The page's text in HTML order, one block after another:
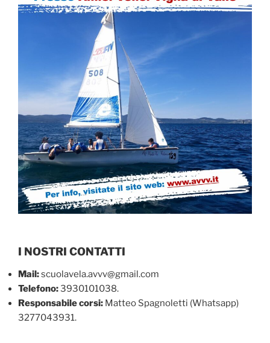
I NOSTRI CONTATTI
Mail:scuolavela.avvv@gmail.com
Telefono:3930101038.
Responsabile corsi: Matteo Spagnoletti (Whatsapp)
3277043931.